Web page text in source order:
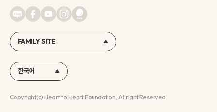
Copyright(c) Heart to Heart Foundation, All right Reserved.
FAMILY SITE
한국어